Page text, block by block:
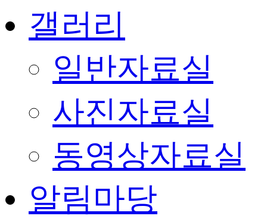
갤러리
일반자료실
사진자료실
동영상자료실
알림마당